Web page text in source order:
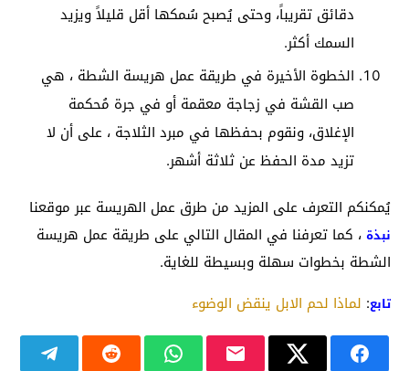
دقائق تقريباً، وحتى يُصبح سُمكها أقل قليلاً ويزيد
السمك أكثر.
الخطوة الأخيرة في طريقة عمل هريسة الشطة ، هي
صب القشة في زجاجة معقمة أو في جرة مُحكمة
الإغلاق، ونقوم بحفظها في مبرد الثلاجة ، على أن لا
تزيد مدة الحفظ عن ثلاثة أشهر.
يُمكنكم التعرف على المزيد من طرق عمل الهريسة عبر موقعنا
نبذة ، كما تعرفنا في المقال التالي على طريقة عمل هريسة
الشطة بخطوات سهلة وبسيطة للغاية.
تابع: لماذا لحم الابل ينقض الوضوء